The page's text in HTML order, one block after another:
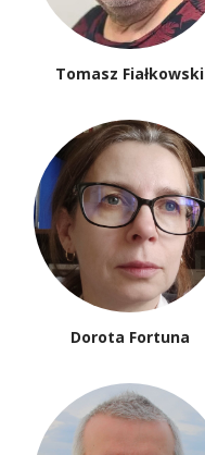
Tomasz Fiałkowski
Dorota Fortuna